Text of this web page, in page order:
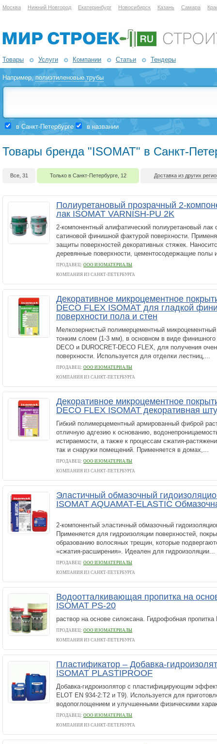
Москва Нижний Новгород Екатеринбург Новосибирск Казань Самара
Товары Услуги Компании Статьи Тендеры
Например,полиэтиленовые трубы
в Санкт-Петербурге в названии
Товары бренда "ISOMAT" в Санкт-
Все, 31 Только в Санкт-Петербурге, 12 Доставка из других
Полиуретановый прозрачный 2-
лак ISOMAT VARNISH-PU 2K
2-компонентный алифатический полиуретановый лак
сатиновой финишной фактурой поверхности.
защиты поверхностей декоративных стяжек.
деревянные поверхности, цементосодержащие полы
ПРОДАВЕЦ: ООО ИЗОМАТЕРИАЛЫ
КОМПАНИЯ ИЗ САНКТ-ПЕТЕРБУРГА
Декоративное микроцементное
DECO FLEX ISOMAT для гладкой
поверхности пола и стен
Мелкозернистый полимерцементный
тонким слоем (1-3 мм), в основном в виде финишного
DECO и DUROCRET-DECO FLEX, для получения
поверхности. Используется для отделки лестниц,...
ПРОДАВЕЦ: ООО ИЗОМАТЕРИАЛЫ
КОМПАНИЯ ИЗ САНКТ-ПЕТЕРБУРГА
Декоративное микроцементное
DECO FLEX ISOMAT декоративная
Гибкий полимерцементный армированный фиброй
отличную адгезию к основанию,
истираемости, а также к процессам сжатия-
так и снаружи помещений. Применяется в домах,...
ПРОДАВЕЦ: ООО ИЗОМАТЕРИАЛЫ
КОМПАНИЯ ИЗ САНКТ-ПЕТЕРБУРГА
Эластичный обмазочный
ISOMAT AQUAMAT-ELASTIC
2-компонентый эластичный обмазочный
Применяется для гидроизоляции поверхностей,
образованию волосяных трещин, которые
«сжатия-расширения». Идеален для гидроизоляции...
ПРОДАВЕЦ: ООО ИЗОМАТЕРИАЛЫ
КОМПАНИЯ ИЗ САНКТ-ПЕТЕРБУРГА
Водоотталкивающая пропитка на
ISOMAT PS-20
раствор на основе силоксана. Гидрофобная
ПРОДАВЕЦ: ООО ИЗОМАТЕРИАЛЫ
КОМПАНИЯ ИЗ САНКТ-ПЕТЕРБУРГА
Пластификатор – Добавка-
ISOMAT PLASTIPROOF
Добавка-гидроизолятор с пластифицирующим
ELOT EN 934-2:T2 и T9). Используется для
водопоглощением и улучшенными физическими
ПРОДАВЕЦ: ООО ИЗОМАТЕРИАЛЫ
КОМПАНИЯ ИЗ САНКТ-ПЕТЕРБУРГА